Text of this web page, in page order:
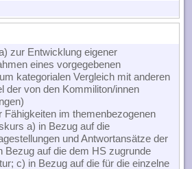
zur Entwicklung eigener
eines vorgegebenen
kategorialen Vergleich mit anderen
der von den Kommiliton/innen
Fähigkeiten im themenbezogenen
a) in Bezug auf die
und Antwortansätze der
Bezug auf die dem HS zugrunde
c) in Bezug auf die für die einzelne